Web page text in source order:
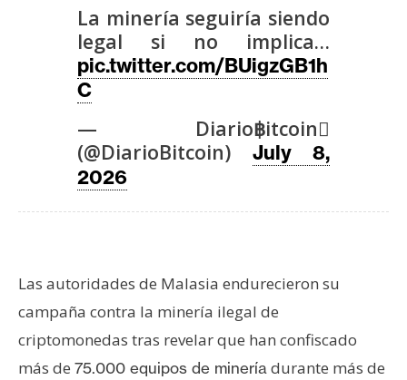
m
R
e
c
La minería seguiría siendo
legal si no implica…
pic.twitter.com/BUigzGB1h
C
— Diario฿itcoin
(@DiarioBitcoin) July 8,
2026
Las autoridades de Malasia endurecieron su
campaña contra la minería ilegal de
criptomonedas tras revelar que han confiscado
más de 75.000 equipos de mineríadurante más de